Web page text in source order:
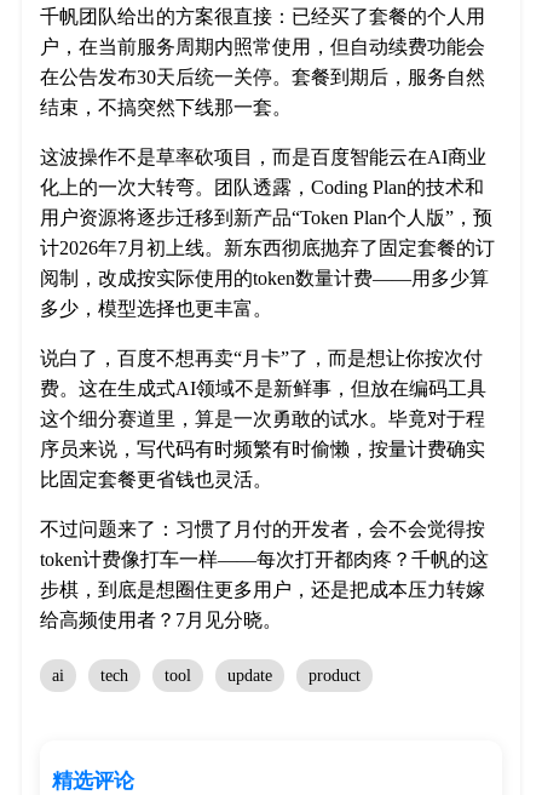
千帆团队给出的方案很直接：已经买了套餐的个人用
户，在当前服务周期内照常使用，但自动续费功能会
在公告发布30天后统一关停。套餐到期后，服务自然
结束，不搞突然下线那一套。
这波操作不是草率砍项目，而是百度智能云在AI商业
化上的一次大转弯。团队透露，Coding Plan的技术和
用户资源将逐步迁移到新产品“Token Plan个人版”，预
计2026年7月初上线。新东西彻底抛弃了固定套餐的订
阅制，改成按实际使用的token数量计费——用多少算
多少，模型选择也更丰富。
说白了，百度不想再卖“月卡”了，而是想让你按次付
费。这在生成式AI领域不是新鲜事，但放在编码工具
这个细分赛道里，算是一次勇敢的试水。毕竟对于程
序员来说，写代码有时频繁有时偷懒，按量计费确实
比固定套餐更省钱也灵活。
不过问题来了：习惯了月付的开发者，会不会觉得按
token计费像打车一样——每次打开都肉疼？千帆的这
步棋，到底是想圈住更多用户，还是把成本压力转嫁
给高频使用者？7月见分晓。
ai tech tool update product
精选评论